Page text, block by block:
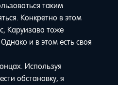
таким
Конкретно в этом
Каруизава тоже
и в этом есть своя
Используя
обстановку, я